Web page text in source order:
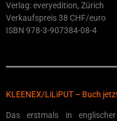
Verlag: everyedition, Zürich
Verkaufspreis 38 CHF/euro
ISBN 978-3-907384-08-4
KLEENEX/LiLiPUT – Buch
Das erstmals in